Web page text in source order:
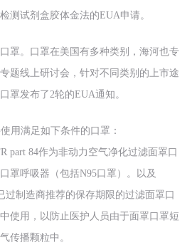
测试剂盒胶体金法的EUA申请。
罩。口罩在美国有多种类别，海河也专
题线上研讨会，针对不同类别的上市途
罩发布了2轮的EUA通知。
用满足如下条件的口罩：
part 84作为非动力空气净化过滤面罩口
罩呼吸器（包括N95口罩）。以及
过制造商推荐的保存期限的过滤面罩口
使用，以防止医护人员由于面罩口罩短
传播颗粒中。